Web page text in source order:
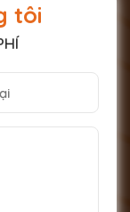
tôi